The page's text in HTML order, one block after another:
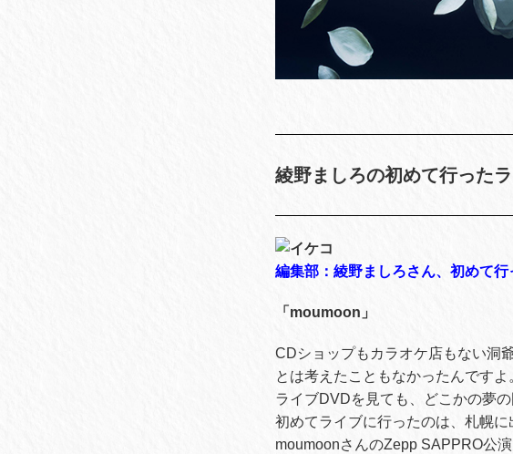
綾野ましろの初めて行った
編集部：綾野ましろさん、初めて行
「moumoon」
CDショップもカラオケ店もない洞
とは考えたこともなかったんですよ
ライブDVDを見ても、どこかの夢
初めてライブに行ったのは、札幌に
moumoonさんのZepp SAPPRO公演